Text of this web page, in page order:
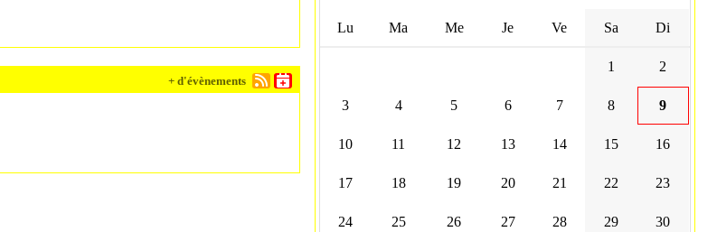
+ d'évènements
Lu Ma Me Je Ve Sa Di
1 2
3 4 5 6 7 8 9
10 11 12 13 14 15 16
17 18 19 20 21 22 23
24 25 26 27 28 29 30